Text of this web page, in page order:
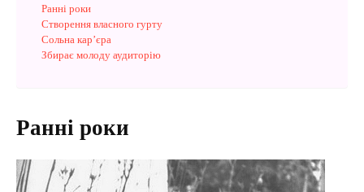
Ранні роки
Створення власного гурту
Сольна кар’єра
Збирає молоду аудиторію
Ранні роки